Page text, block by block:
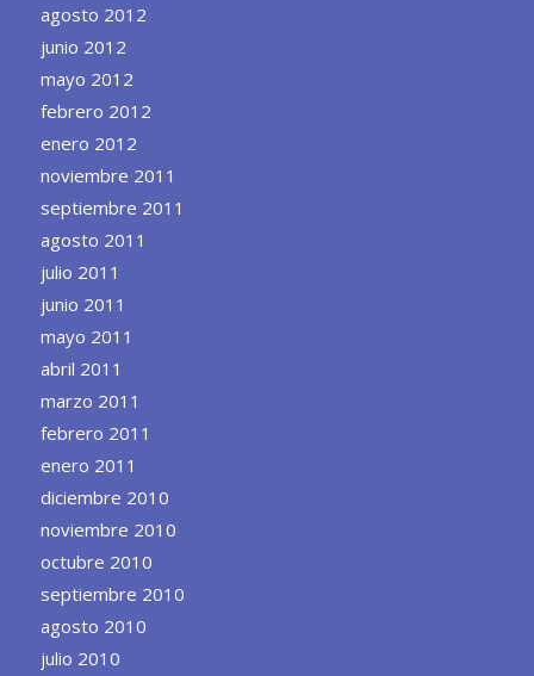
agosto 2012
junio 2012
mayo 2012
febrero 2012
enero 2012
noviembre 2011
septiembre 2011
agosto 2011
julio 2011
junio 2011
mayo 2011
abril 2011
marzo 2011
febrero 2011
enero 2011
diciembre 2010
noviembre 2010
octubre 2010
septiembre 2010
agosto 2010
julio 2010